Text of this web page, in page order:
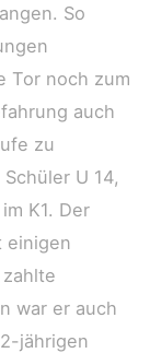
So
Tor noch zum
auch
zu
U 14,
K1. Der
einigen
war er auch
jährigen